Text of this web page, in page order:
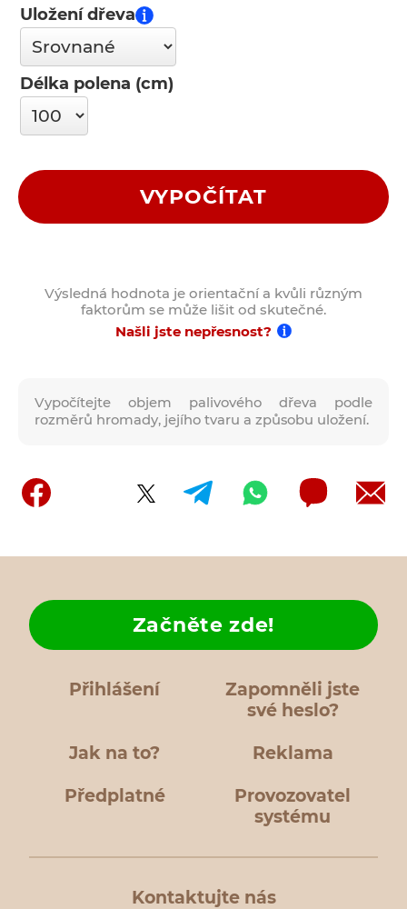
Vypočítejte objem palivového dřeva podle
rozměrů hromady, jejího tvaru a způsobu uložení.
Uložení dřeva
Délka polena (cm)
VYPOČÍTAT
Výsledná hodnota je orientační a kvůli různým
faktorům se může lišit od skutečné.
Našli jste nepřesnost?
Přihlášení
Zapomněli jste
své heslo?
Jak na to?
Začněte zde!
Reklama
Předplatné
Provozovatel
systému
Kontaktujte nás